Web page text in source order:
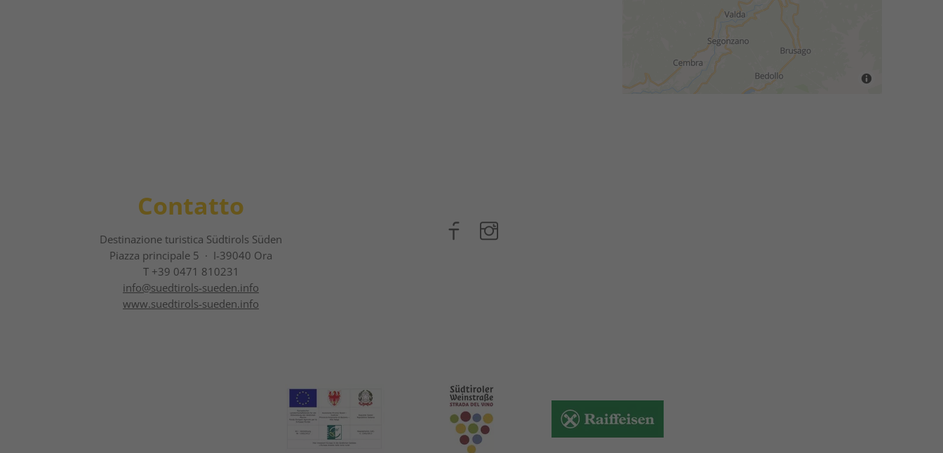
Contatto
Destinazione turistica Südtirols Süden
Piazza principale 5 · I-39040 Ora
T +39 0471 810231
info@suedtirols-sueden.info
www.suedtirols-sueden.info